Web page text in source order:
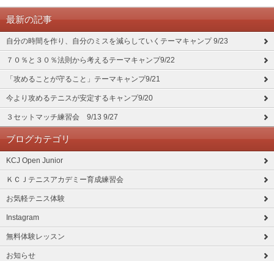
最新の記事
自分の時間を作り、自分のミスを減らしていくテーマキャンプ 9/23
７０％と３０％法則から考えるテーマキャンプ9/22
「攻めることが守ること」テーマキャンプ9/21
今より攻めるテニスが安定するキャンプ9/20
３セットマッチ練習会 9/13 9/27
ブログカテゴリ
KCJ Open Junior
ＫＣＪテニスアカデミー育成練習会
お気軽テニス体験
Instagram
無料体験レッスン
お知らせ